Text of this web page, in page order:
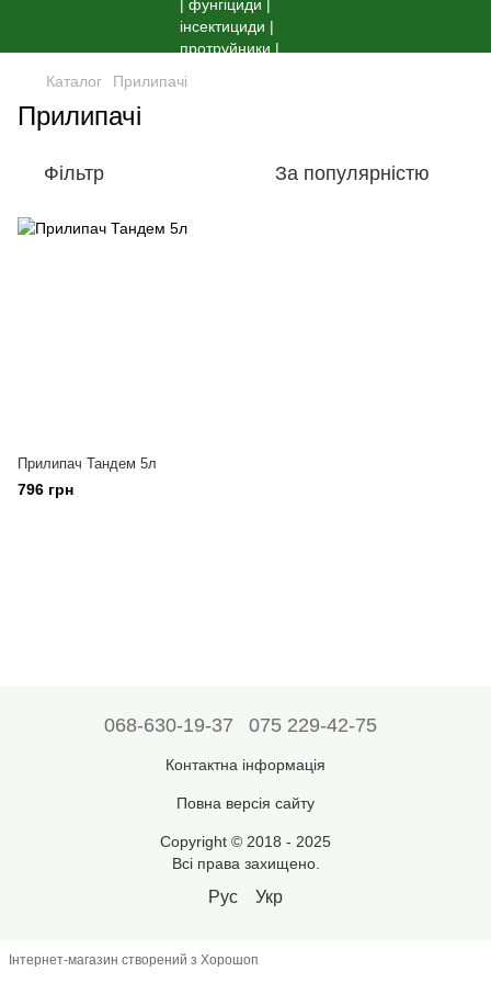
Каталог Прилипачі
Прилипачі
Фільтр За популярністю
Прилипач Тандем 5л
796 грн
068-630-19-37 075 229-42-75
Контактна інформація
Повна версія сайту
Copyright © 2018 - 2025
Всі права захищено.
Рус Укр
Інтернет-магазин створений з Хорошоп